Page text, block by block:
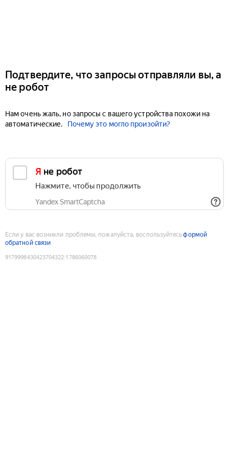
Подтвердите, что запросы отправляли вы, а
не робот
Нам очень жаль, но запросы с вашего устройства похожи на
автоматические.
Почему это могло произойти?
Я не робот
Нажмите, чтобы продолжить
Yandex SmartCaptcha
Если у вас возникли проблемы, пожалуйста, воспользуйтесьформой
обратной связи
9179998430423704322:1786060078